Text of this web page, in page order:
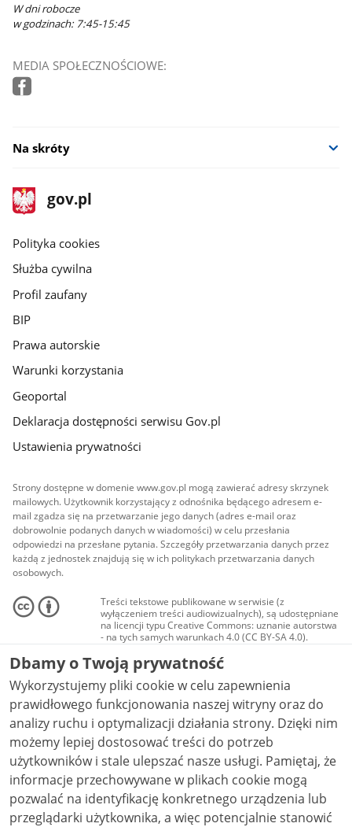
W dni robocze
w godzinach: 7:45-15:45
MEDIA SPOŁECZNOŚCIOWE:
Na skróty
stopka
gov.pl
Strona
gov.pl
gov.pl
Polityka cookies
Służba cywilna
Profil zaufany
BIP
Prawa autorskie
Warunki korzystania
Geoportal
Deklaracja dostępności serwisu Gov.pl
Ustawienia prywatności
Strony dostępne w domenie www.gov.pl mogą zawierać adresy skrzynek
mailowych. Użytkownik korzystający z odnośnika będącego adresem e-
mail zgadza się na przetwarzanie jego danych (adres e-mail oraz
dobrowolnie podanych danych w wiadomości) w celu przesłania
odpowiedzi na przesłane pytania. Szczegóły przetwarzania danych przez
każdą z jednostek znajdują się w ich politykach przetwarzania danych
osobowych.
Treści tekstowe publikowane w serwisie (z
wyłączeniem treści audiowizualnych), są udostępniane
na licencji typu Creative Commons: uznanie autorstwa
- na tych samych warunkach 4.0 (CC BY-SA 4.0).
Materiały audiowizualne, w tym zdjęcia, materiały
audio i wideo, są udostępniane na licencji typu
Creative Commons: uznanie autorstwa użycie
niekomercyjne - bez utworów zależnych 4.0 (CC BY-
NC-ND 4.0), o ile nie jest to stwierdzone inaczej.
Dbamy o Twoją prywatność
Wykorzystujemy pliki cookie w celu zapewnienia
prawidłowego funkcjonowania naszej witryny oraz do
analizy ruchu i optymalizacji działania strony. Dzięki nim
możemy lepiej dostosować treści do potrzeb
użytkowników i stale ulepszać nasze usługi. Pamiętaj, że
informacje przechowywane w plikach cookie mogą
pozwalać na identyfikację konkretnego urządzenia lub
przeglądarki użytkownika, a więc potencjalnie stanowić